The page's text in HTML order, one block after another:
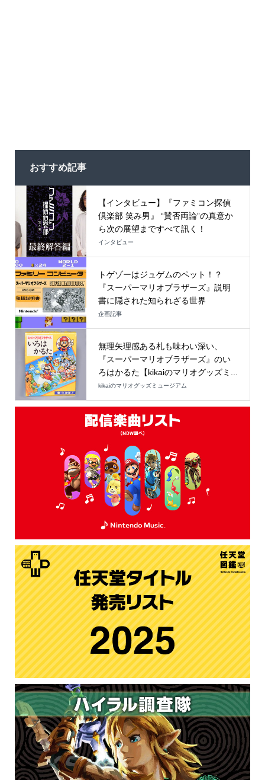
おすすめ記事
【インタビュー】『ファミコン探偵
倶楽部 笑み男』 “賛否両論”の真意か
ら次の展望まですべて訊く！
インタビュー
トゲゾーはジュゲムのペット！？
『スーパーマリオブラザーズ』説明
書に隠された知られざる世界
企画記事
無理矢理感ある札も味わい深い、
『スーパーマリオブラザーズ』のい
ろはかるた【kikaiのマリオグッズミ...
kikaiのマリオグッズミュージアム